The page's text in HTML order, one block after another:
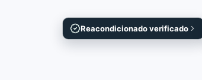
Reacondicionado verificado